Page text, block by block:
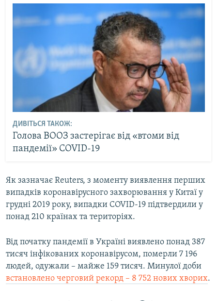
ДИВІТЬСЯ ТАКОЖ:
Голова ВООЗ застерігає від «втоми від
пандемії» COVID-19
Як зазначає Reuters, з моменту виявлення перших
випадків коронавірусного захворювання у Китаї у
грудні 2019 року, випадки COVID-19 підтвердили у
понад 210 країнах та територіях.
Від початку пандемії в Україні виявлено понад 387
тисяч інфікованих коронавірусом, померли 7 196
людей, одужали – майже 159 тисяч. Минулої доби
встановлено черговий рекорд – 8 752 нових хворих.